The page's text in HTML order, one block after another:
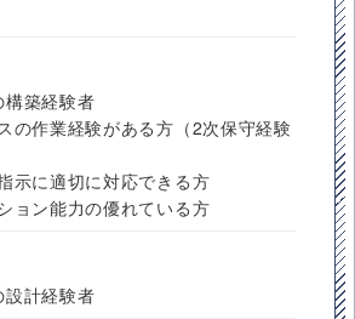
構築経験者
の作業経験がある方（2次保守経験
示に適切に対応できる方
ョン能力の優れている方
設計経験者